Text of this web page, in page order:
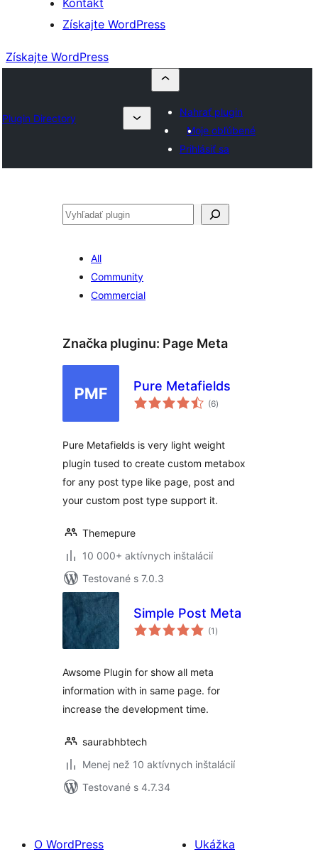
Kontakt
Získajte WordPress
Získajte WordPress
Plugin Directory
Nahrať plugin
Moje obľúbené
Prihlásiť sa
Hľadať
All
Community
Commercial
Značka pluginu: Page Meta
Pure Metafields
(6celkové
hodnotenie
)
Pure Metafields is very light weight
plugin tused to create custom metabox
for any post type like page, post and
your custom post type support it.
Themepure
10 000+ aktívnych inštalácií
Testované s 7.0.3
Simple Post Meta
(1 celkové
hodnotenie
)
Awsome Plugin for show all meta
information with in same page. for
increase the development time.
saurabhbtech
Menej než 10 aktívnych inštalácií
Testované s 4.7.34
O WordPress
Ukážka